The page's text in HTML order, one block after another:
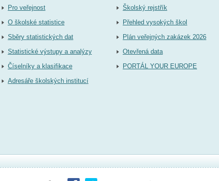
Pro veřejnost
O školské statistice
Sběry statistických dat
Statistické výstupy a analýzy
Číselníky a klasifikace
Adresáře školských institucí
Školský rejstřík
Přehled vysokých škol
Plán veřejných zakázek 2026
Otevřená data
PORTÁL YOUR EUROPE